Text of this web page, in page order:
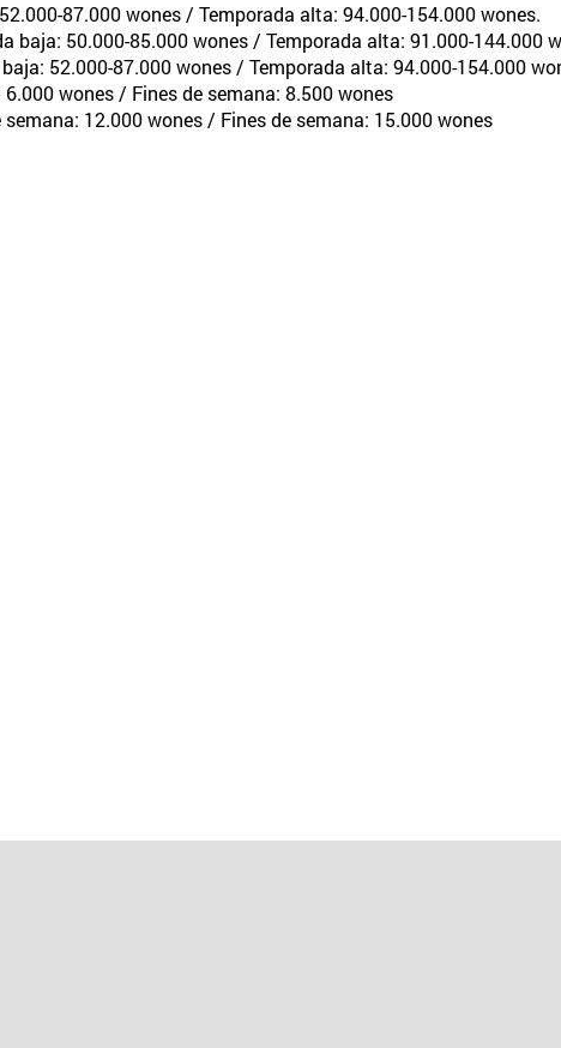
87.000 wones / Temporada alta: 94.000-154.000 wones.
baja: 50.000-85.000 wones / Temporada alta: 91.000-144.000
52.000-87.000 wones / Temporada alta: 94.000-154.000
wones / Fines de semana: 8.500 wones
12.000 wones / Fines de semana: 15.000 wones